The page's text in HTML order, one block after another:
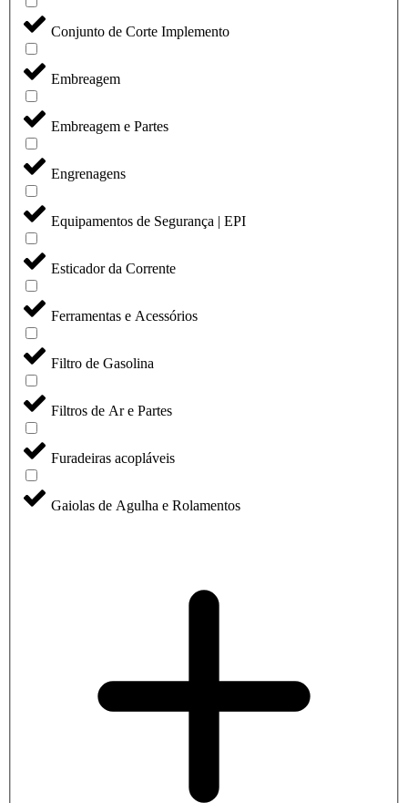
Conjunto de Corte Implemento
Embreagem
Embreagem e Partes
Engrenagens
Equipamentos de Segurança | EPI
Esticador da Corrente
Ferramentas e Acessórios
Filtro de Gasolina
Filtros de Ar e Partes
Furadeiras acopláveis
Gaiolas de Agulha e Rolamentos